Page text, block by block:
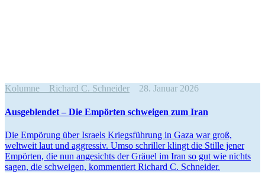
Kolumne Richard C. Schneider 28. Januar 2026
Ausge­blendet – Die Empörten schweigen zum Iran
Die Empörung über Israels Kriegs­führung in Gaza war groß,
weltweit laut und aggressiv. Umso schriller klingt die Stille jener
Empörten, die nun angesichts der Gräuel im Iran so gut wie nichts
sagen, die schweigen, kommen­tiert Richard C. Schneider.